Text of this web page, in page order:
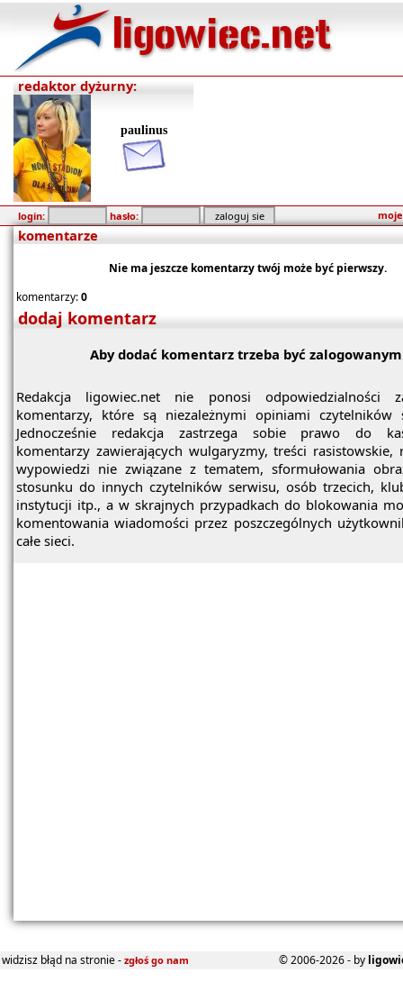
redaktor dyżurny:
paulinus
login: hasło:
komentarze
Nie ma jeszcze komentarzy twój może być pierwszy.
komentarzy:0
dodaj komentarz
Aby dodać komentarz trzeba być
Redakcja ligowiec.net nie ponosi odpowiedzialności
komentarzy, które są niezależnymi opiniami czytelników
Jednocześnie redakcja zastrzega sobie prawo do
komentarzy zawierających wulgaryzmy, treści rasistowskie,
wypowiedzi nie związane z tematem, sformułowania
stosunku do innych czytelników serwisu, osób trzecich,
instytucji itp., a w skrajnych przypadkach do blokowania
komentowania wiadomości przez poszczególnych
całe sieci.
widzisz błąd na stronie - zgłoś go nam © 2006-2026 - by